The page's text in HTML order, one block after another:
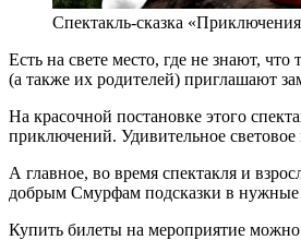
Спектакль-сказка
Есть на свете место, где не знают,
(а также их родителей) приглашают
На красочной постановке этого
приключений. Удивительное
А главное, во время спектакля и
добрым Смурфам подсказки в
Купить билеты на мероприятие можно